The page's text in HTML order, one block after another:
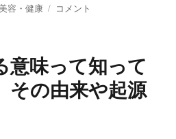
美容・健康
蚊
い
の
は
コメント
意味って知って
の由来や起源